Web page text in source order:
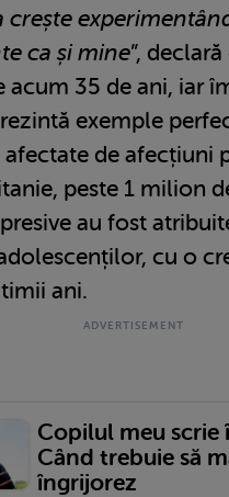
crește
ca și mine”, declară
acum 35 de ani, iar
exemple
de afecțiuni
peste 1 milion
au fost
cu o
ani.
Copilul meu scrie
Când trebuie să
îngrijorez